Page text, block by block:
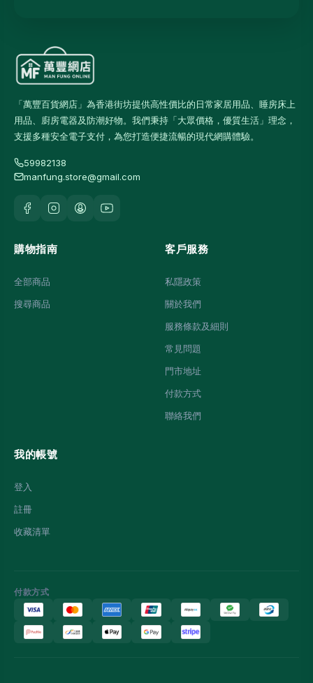
「萬豐百貨網店」為香港街坊提供高性價比的日常家居用品、睡房床上
用品、廚房電器及防潮好物。我們秉持「大眾價格，優質生活」理念，
支援多種安全電子支付，為您打造便捷流暢的現代網購體驗。
59982138
manfung.store@gmail.com
購物指南
全部商品
搜尋商品
客戶服務
私隱政策
關於我們
服務條款及細則
常見問題
門市地址
付款方式
聯絡我們
我的帳號
登入
註冊
收藏清單
付款方式